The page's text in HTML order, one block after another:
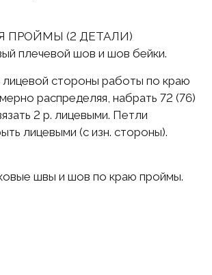
ПРОЙМЫ (2 ДЕТАЛИ)
плечевой шов и шов бейки.
стороны работы по краю
распределяя, набрать 72 (76)
2 p. лицевыми. Петли
лицевыми (с изн. стороны).
швы и шов по краю проймы.